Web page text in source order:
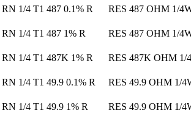
RN 1/4 T1 487 0.1% R
RES 487 OHM 1/
RN 1/4 T1 487 1% R
RES 487 OHM 1/
RN 1/4 T1 487K 1% R
RES 487K OHM
RN 1/4 T1 49.9 0.1% R
RES 49.9 OHM 1/
RN 1/4 T1 49.9 1% R
RES 49.9 OHM 1/